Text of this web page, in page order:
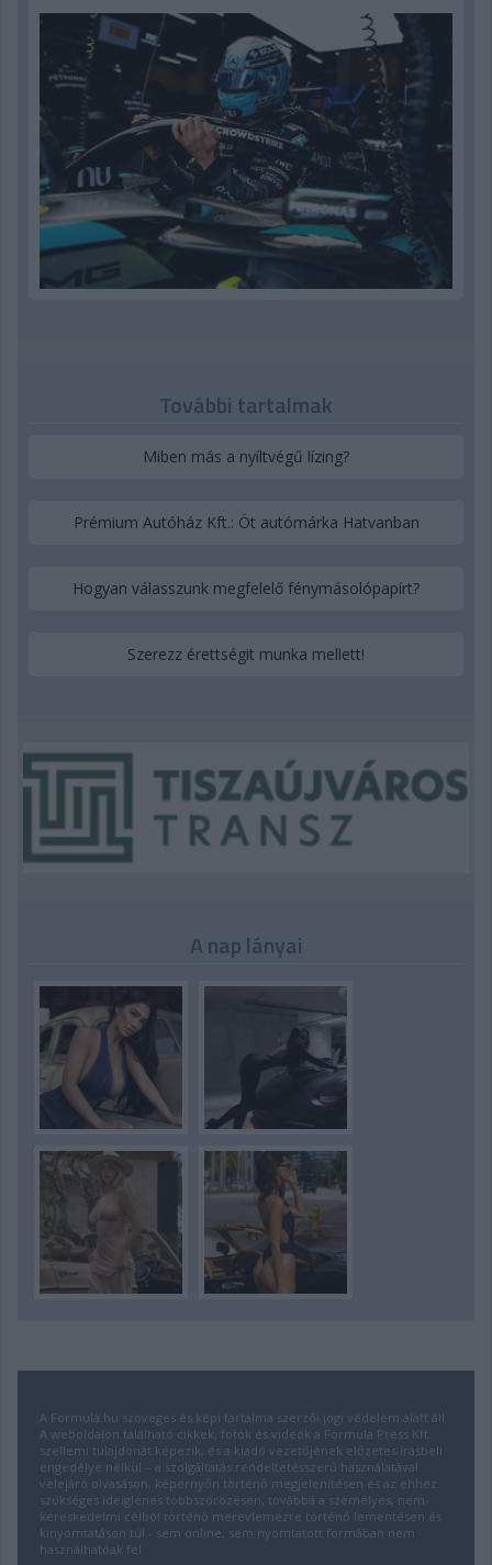
További tartalmak
Miben más a nyíltvégű lízing?
Prémium Autóház Kft.: Öt autómárka Hatvanban
Hogyan válasszunk megfelelő fénymásolópapírt?
Szerezz érettségit munka mellett!
A nap lányai
A Formula.hu szöveges és képi tartalma szerzői jogi védelem alatt áll.
A weboldalon található cikkek, fotók és videók a Formula Press Kft.
szellemi tulajdonát képezik, és a kiadó vezetőjének előzetes írásbeli
engedélye nélkül – a szolgáltatás rendeltetésszerű használatával
velejáró olvasáson, képernyőn történő megjelenítésen és az ehhez
szükséges ideiglenes többszörözésen, továbbá a személyes, nem-
kereskedelmi célból történő merevlemezre történő lementésen és
kinyomtatáson túl - sem online, sem nyomtatott formában nem
használhatóak fel.